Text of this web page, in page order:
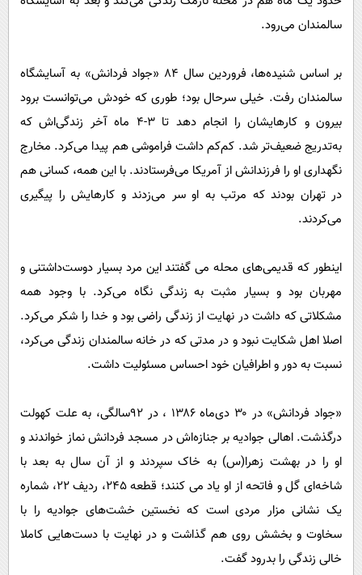
سالمندان می‌رود.
بر اساس شنیده‌ها، فروردین سال ۸۴ «جواد فردانش» به آسایشگاه
سالمندان رفت. خیلی سرحال بود؛ طوری که خودش می‌توانست برود
بیرون و کارهایشان را انجام دهد تا ۳-۴ ماه آخر زندگی‌اش که
به‌تدریج ضعیف‌تر شد. کم‌کم داشت فراموشی هم پیدا می‌کرد. مخارج
نگهداری او را فرزندانش از آمریکا می‌فرستادند. با این همه، کسانی هم
در تهران بودند که مرتب به او سر می‌زدند و کارهایش را پیگیری
می‌کردند.
اینطور که قدیمی‌های محله می گفتند این مرد بسیار دوست‌داشتنی و
مهربان بود و بسیار مثبت به زندگی نگاه می‌کرد. با وجود همه
مشکلاتی که داشت در نهایت از زندگی راضی بود و خدا را شکر می‌کرد.
اصلا اهل شکایت نبود و در مدتی که در خانه سالمندان زندگی می‌کرد،
نسبت به دور و اطرافیان خود احساس مسئولیت داشت.
«جواد فردانش» در ۳۰ دی‌ماه ۱۳۸۶ ، در ۹۲سالگی، به علت کهولت
درگذشت. اهالی جوادیه بر جنازه‌اش در مسجد فردانش نماز خواندند و
او را در بهشت زهرا(س) به خاک سپردند و از آن سال به بعد با
شاخه‌ای گل و فاتحه از او یاد می کنند؛ قطعه ۲۴۵، ردیف ۲۲، شماره
یک نشانی مزار مردی است که نخستین خشت‌های جوادیه را با
سخاوت و بخشش روی هم گذاشت و در نهایت با دست‌هایی کاملا
خالی زندگی را بدرود گفت.